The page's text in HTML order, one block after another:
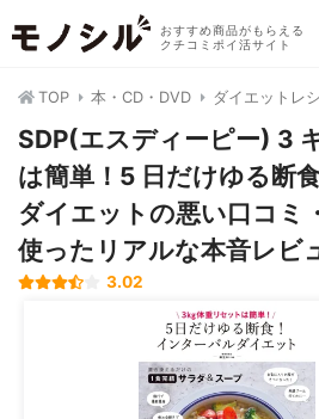
おすすめ商品がもらえる
クチコミポイ活サイト
TOP 本・CD・DVD ダイエットレ
SDP(エスディーピー) 3
は簡単！5 日だけゆる断
ダイエットの悪い口コミ
使ったリアルな本音レビ
3.02